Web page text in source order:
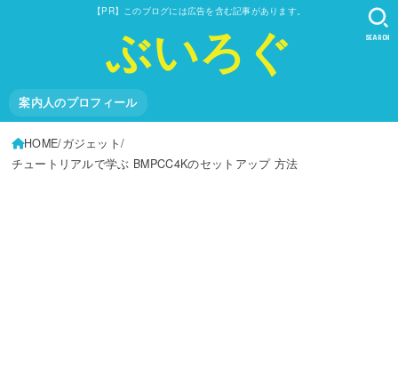
【PR】このブログには広告を含む記事があります。
ぶいろぐ
案内人のプロフィール
SEARCH
HOME ガジェット
チュートリアルで学ぶ BMPCC4Kのセットアップ 方法